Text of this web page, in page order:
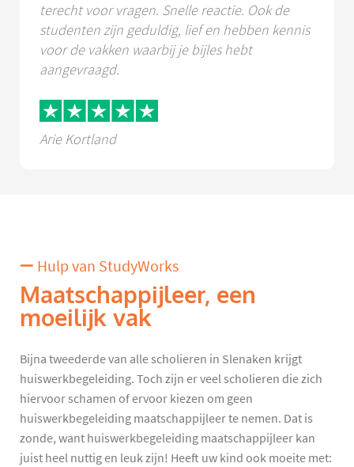
terecht voor vragen. Snelle reactie. Ook de
studenten zijn geduldig, lief en hebben kennis
voor de vakken waarbij je bijles hebt
aangevraagd.
Arie Kortland
Hulp van StudyWorks
Maatschappijleer, een
moeilijk vak
Bijna tweederde van alle scholieren in Slenaken krijgt
huiswerkbegeleiding. Toch zijn er veel scholieren die zich
hiervoor schamen of ervoor kiezen om geen
huiswerkbegeleiding maatschappijleer te nemen. Dat is
zonde, want huiswerkbegeleiding maatschappijleer kan
juist heel nuttig en leuk zijn! Heeft uw kind ook moeite met: